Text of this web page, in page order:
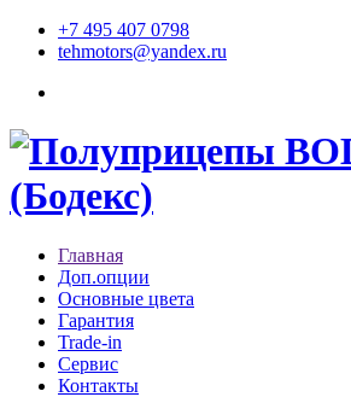
+7 495 407 0798
tehmotors@yandex.ru
Главная
Доп.опции
Основные цвета
Гарантия
Trade-in
Сервис
Контакты